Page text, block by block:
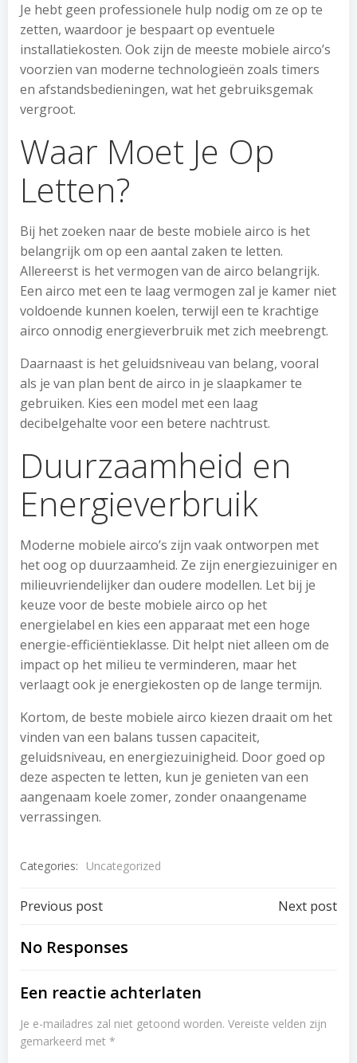
Je hebt geen professionele hulp nodig om ze op te
zetten, waardoor je bespaart op eventuele
installatiekosten. Ook zijn de meeste mobiele airco’s
voorzien van moderne technologieën zoals timers
en afstandsbedieningen, wat het gebruiksgemak
vergroot.
Waar Moet Je Op
Letten?
Bij het zoeken naar de beste mobiele airco is het
belangrijk om op een aantal zaken te letten.
Allereerst is het vermogen van de airco belangrijk.
Een airco met een te laag vermogen zal je kamer niet
voldoende kunnen koelen, terwijl een te krachtige
airco onnodig energieverbruik met zich meebrengt.
Daarnaast is het geluidsniveau van belang, vooral
als je van plan bent de airco in je slaapkamer te
gebruiken. Kies een model met een laag
decibelgehalte voor een betere nachtrust.
Duurzaamheid en
Energieverbruik
Moderne mobiele airco’s zijn vaak ontworpen met
het oog op duurzaamheid. Ze zijn energiezuiniger en
milieuvriendelijker dan oudere modellen. Let bij je
keuze voor de beste mobiele airco op het
energielabel en kies een apparaat met een hoge
energie-efficiëntieklasse. Dit helpt niet alleen om de
impact op het milieu te verminderen, maar het
verlaagt ook je energiekosten op de lange termijn.
Kortom, de beste mobiele airco kiezen draait om het
vinden van een balans tussen capaciteit,
geluidsniveau, en energiezuinigheid. Door goed op
deze aspecten te letten, kun je genieten van een
aangenaam koele zomer, zonder onaangename
verrassingen.
Categories: Uncategorized
Post
navigation
Previous post Next post
No Responses
Een reactie achterlaten
Je e-mailadres zal niet getoond worden. Vereiste velden zijn
gemarkeerd met *